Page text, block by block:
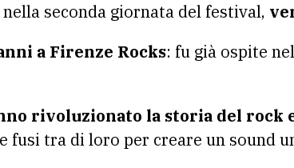
seconda giornata del festival,
a Firenze Rocks: fu già ospite
rivoluzionato la storia del rock
fusi tra di loro per creare un sound